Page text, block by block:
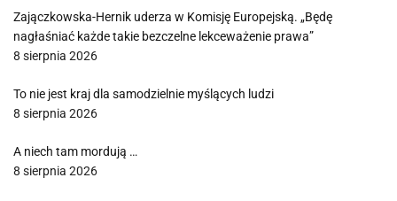
Zajączkowska-Hernik uderza w Komisję Europejską. „Będę
nagłaśniać każde takie bezczelne lekceważenie prawa”
8 sierpnia 2026
To nie jest kraj dla samodzielnie myślących ludzi
8 sierpnia 2026
A niech tam mordują …
8 sierpnia 2026